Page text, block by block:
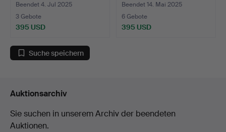
Beendet 4. Jul 2025
3 Gebote
395 USD
Beendet 14. Mai 2025
6 Gebote
395 USD
Suche speichern
Auktionsarchiv
Sie suchen in unserem Archiv der beendeten
Auktionen.